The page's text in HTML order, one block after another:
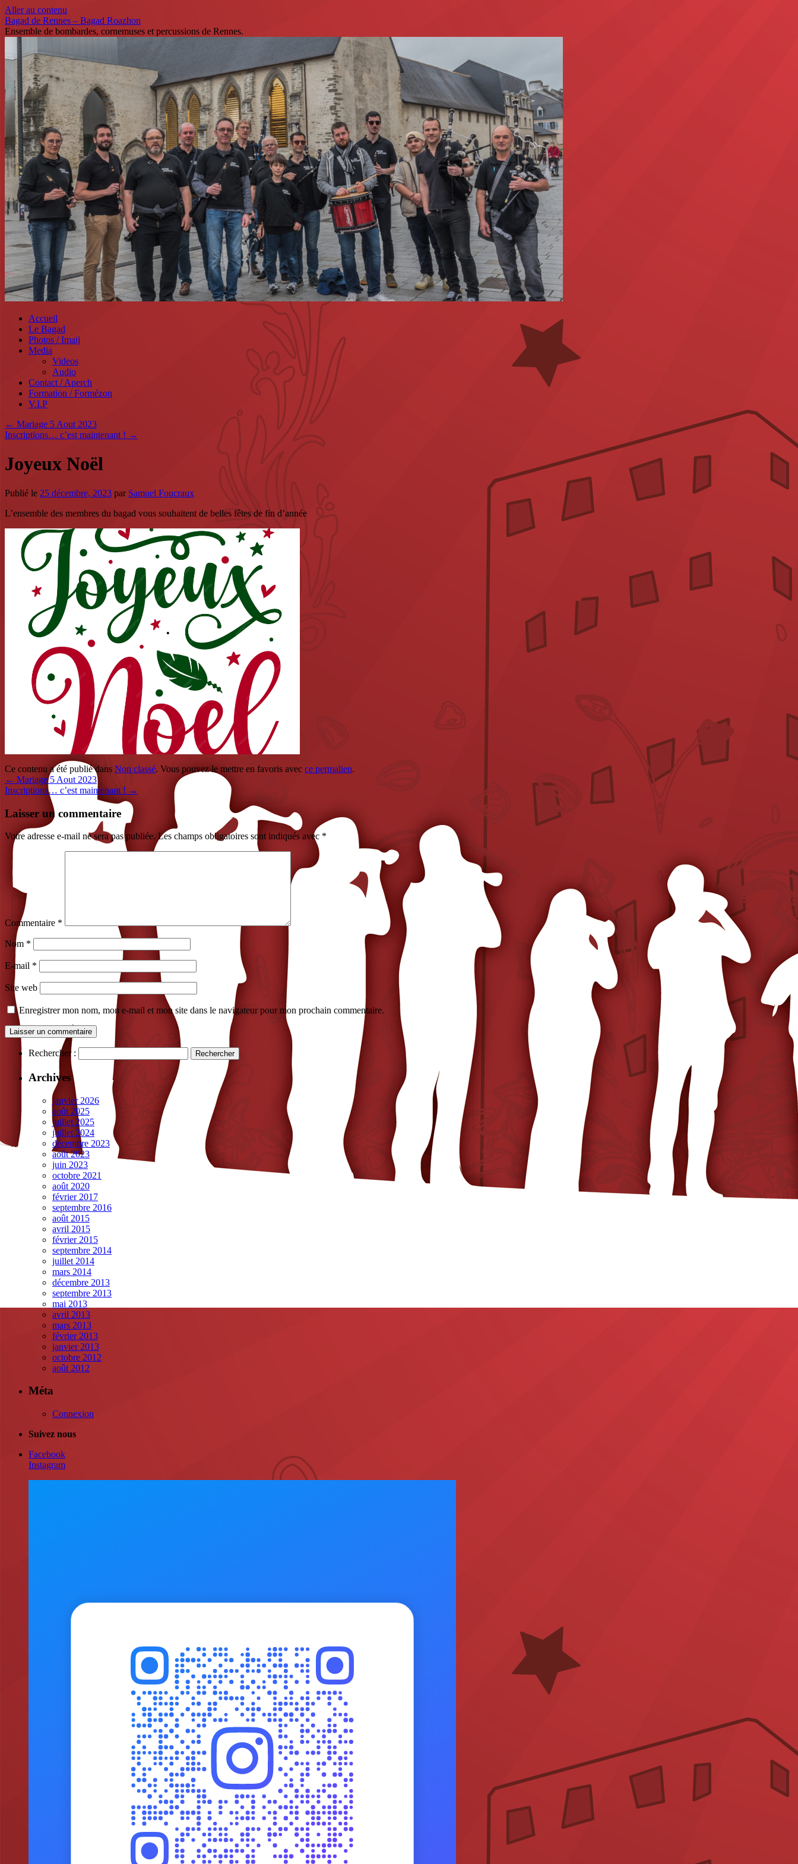
Aller au contenu
Bagad de Rennes – Bagad Roazhon
Ensemble de bombardes, cornemuses et percussions de Rennes.
Accueil
Le Bagad
Photos / Imaij
Media
Videos
Audio
Contact / Aperch
Formation / Formézon
V.I.P
← Mariage 5 Aout 2023
Inscriptions… c’est maintenant ! →
Joyeux Noël
Publié le 25 décembre, 2023 par Samuel Foucraux
L’ensemble des membres du bagad vous souhaitent de belles fêtes de fin d’année
Ce contenu a été publié dans Non classé. Vous pouvez le mettre en favoris avec ce permalien.
← Mariage 5 Aout 2023
Inscriptions… c’est maintenant ! →
Laisser un commentaire
Votre adresse e-mail ne sera pas publiée. Les champs obligatoires sont indiqués avec *
Commentaire *
Nom *
E-mail *
Site web
Enregistrer mon nom, mon e-mail et mon site dans le navigateur pour mon prochain commentaire.
Rechercher :
Archives
janvier 2026
août 2025
juillet 2025
juillet 2024
décembre 2023
août 2023
juin 2023
octobre 2021
août 2020
février 2017
septembre 2016
août 2015
avril 2015
février 2015
septembre 2014
juillet 2014
mars 2014
décembre 2013
septembre 2013
mai 2013
avril 2013
mars 2013
février 2013
janvier 2013
octobre 2012
août 2012
Méta
Connexion
Suivez nous
Facebook
Instagram